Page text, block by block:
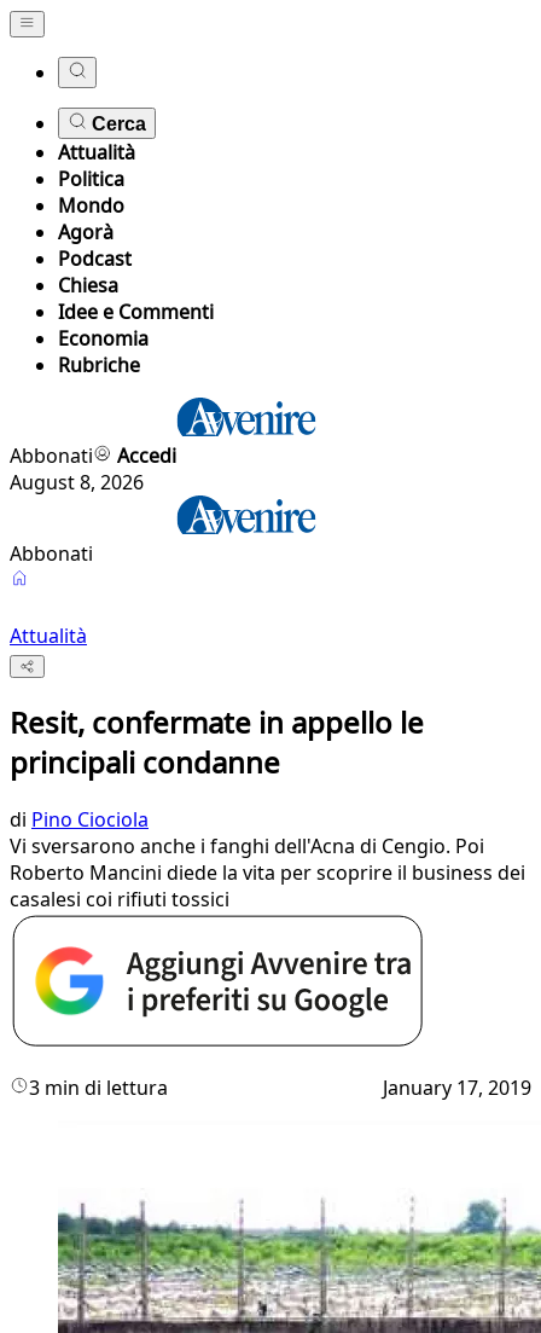
Cerca
Attualità
Politica
Mondo
Agorà
Podcast
Chiesa
Idee e Commenti
Economia
Rubriche
Abbonati
Accedi
August 8, 2026
Abbonati
Attualità
Resit, confermate in appello le
principali condanne
di Pino Ciociola
Vi sversarono anche i fanghi dell'Acna di Cengio. Poi
Roberto Mancini diede la vita per scoprire il business dei
casalesi coi rifiuti tossici
3 min di lettura January 17, 2019